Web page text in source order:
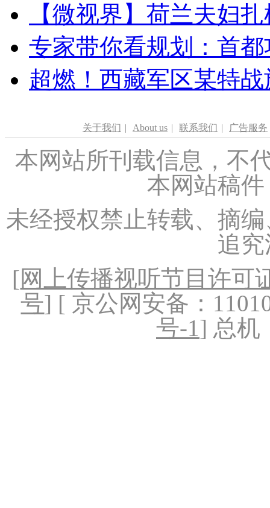
【微视界】荷兰夫妇
专家带你看规划：首
超燃！西藏军区某特
关于我们 | About us | 联系我们 | 广告服务
本网站所刊载信息，不
本网站稿
未经授权禁止转载、摘
追
[网上传播视听节目许可
号] [ 京公网安备：
号-1] 总机